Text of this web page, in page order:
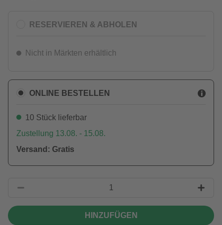
RESERVIEREN & ABHOLEN
Nicht in Märkten erhältlich
ONLINE BESTELLEN
10 Stück lieferbar
Zustellung 13.08. - 15.08.
Versand: Gratis
HINZUFÜGEN